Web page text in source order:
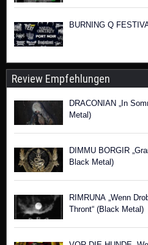
BURNING Q
Review Empfehlungen
DRACONIAN „In
Metal)
DIMMU BORGIR
Black Metal)
RIMRUNA „Wenn
Thront“ (Black Metal)